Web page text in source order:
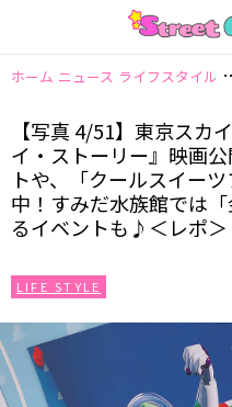
ホーム ニュース ライフスタイル
【写真 4/51】東京スカ
イ・ストーリー』映画
トや、「クールスイー
中！すみだ水族館では
るイベントも♪＜レポ＞
LIFE STYLE